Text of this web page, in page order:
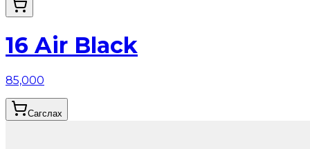
16 Air Black
85,000
Сагслах